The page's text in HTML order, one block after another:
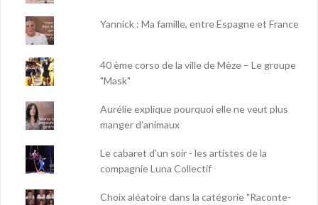
Yannick : Ma famille, entre Espagne et France
40 ème corso de la ville de Mèze – Le groupe
"Mask"
Aurélie explique pourquoi elle ne veut plus
manger d’animaux
Le cabaret d'un soir - les artistes de la
compagnie Luna Collectif
Choix aléatoire dans la catégorie "Raconte-